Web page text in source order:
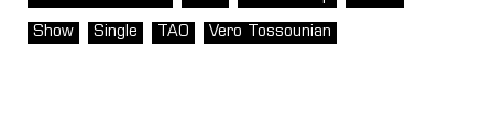
Show Single TAO Vero Tossounian